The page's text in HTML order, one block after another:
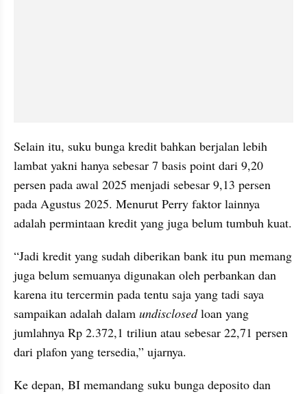
Selain itu, suku bunga kredit bahkan berjalan lebih
lambat yakni hanya sebesar 7 basis point dari 9,20
persen pada awal 2025 menjadi sebesar 9,13 persen
pada Agustus 2025. Menurut Perry faktor lainnya
“Jadi kredit yang sudah diberikan bank itu pun memang
juga belum semuanya digunakan oleh perbankan dan
karena itu tercermin pada tentu saja yang tadi saya
sampaikan adalah dalam undisclosed loan yang
jumlahnya Rp 2.372,1 triliun atau sebesar 22,71 persen
dari plafon yang tersedia,” ujarnya.
Ke depan, BI memandang suku bunga deposito dan